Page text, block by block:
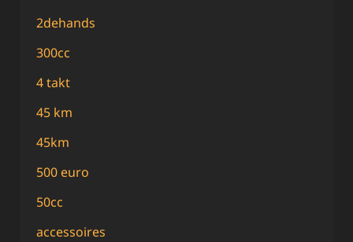
2dehands
300cc
4 takt
45 km
45km
500 euro
50cc
accessoires